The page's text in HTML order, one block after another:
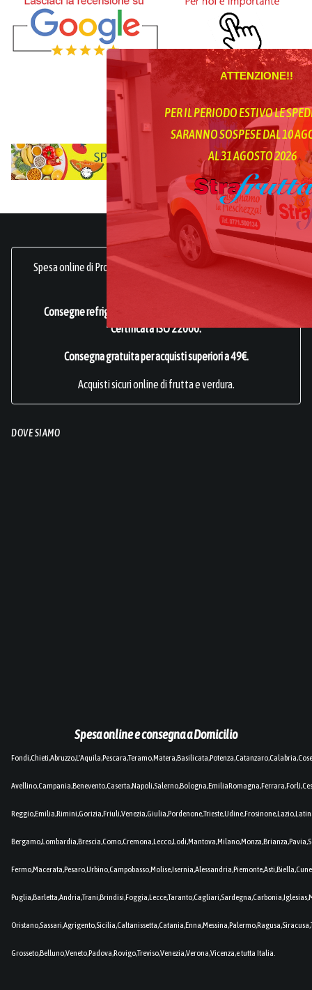
ATTENZIONE!!
PER IL PERIODO ESTIVO LE
SARANNO SOSPESE DAL 10
AL 31 AGOSTO 2026
Spesa online di Prodotti Ortofrutticoli, sani, freschi e genuini.
frutta online.
Consegne refrigerate a domicilio in tutta Italia.
Azienda
Certificata ISO 22000.
Consegna gratuita per acquisti superiori a 49€.
Acquisti sicuri online di frutta e verdura.
DOVE SIAMO
Spesa online e consegna a Domicilio
Grosseto,Belluno,Veneto,Padova,Rovigo,Treviso,Venezia,Verona,Vicenza,e tutta Italia.